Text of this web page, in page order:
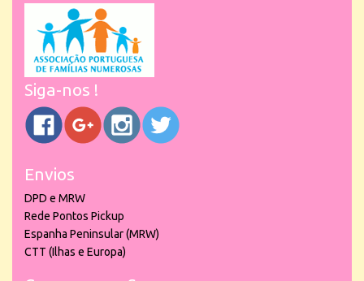
Siga-nos !
Envios
DPD e MRW
Rede Pontos Pickup
Espanha Peninsular (MRW)
CTT (Ilhas e Europa)